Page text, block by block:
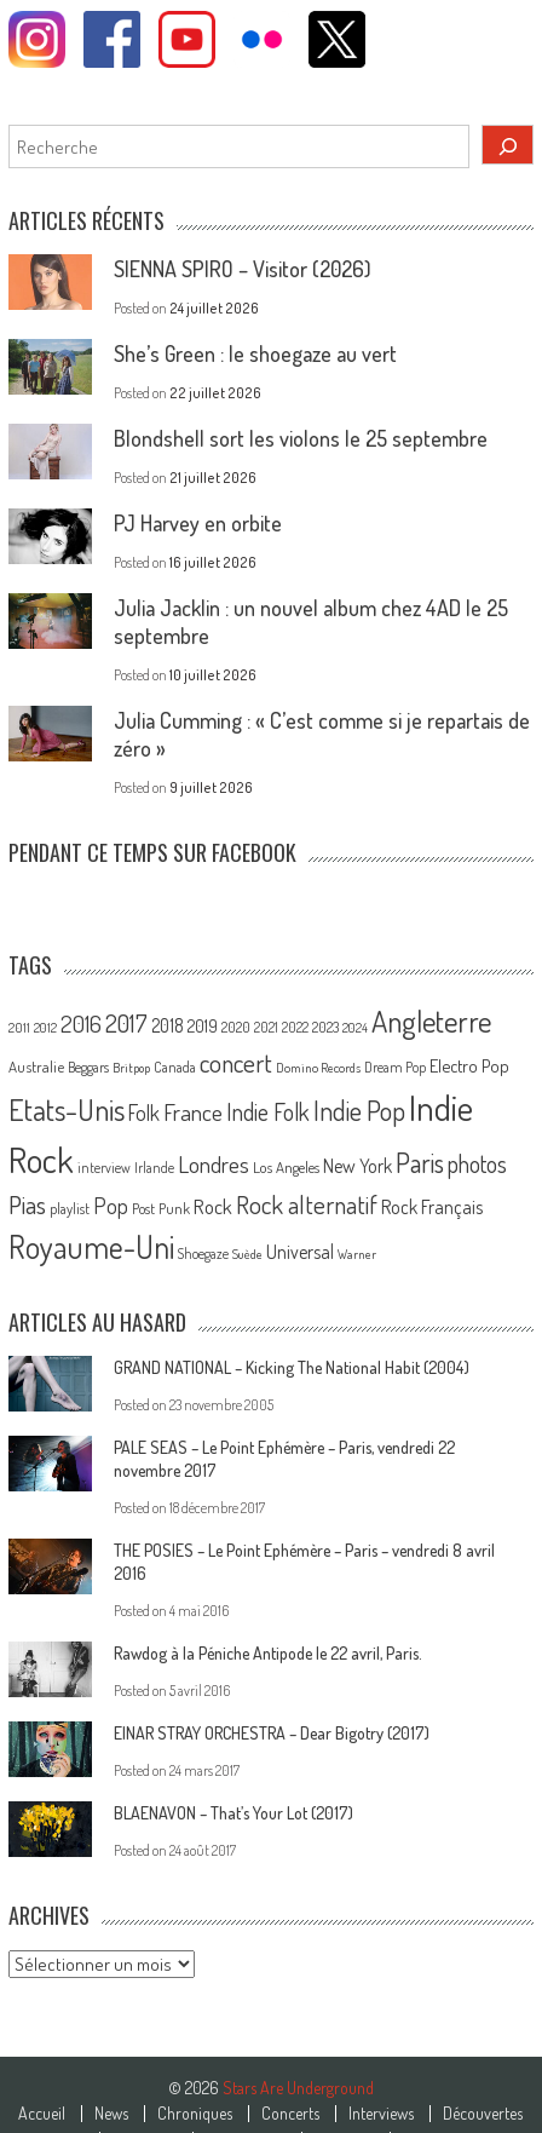
Rechercher
ARTICLES RÉCENTS
SIENNA SPIRO – Visitor (2026)
Posted on 24 juillet 2026
She’s Green : le shoegaze au vert
Posted on 22 juillet 2026
Blondshell sort les violons le 25 septembre
Posted on 21 juillet 2026
PJ Harvey en orbite
Posted on 16 juillet 2026
Julia Jacklin : un nouvel album chez 4AD le 25
septembre
Posted on 10 juillet 2026
Julia Cumming : « C’est comme si je repartais de
zéro »
Posted on 9 juillet 2026
PENDANT CE TEMPS SUR FACEBOOK
TAGS
2011 2012 20162017 2018 2019 2020 2021 2022 2023 2024 Angleterre
Australie Beggars Britpop Canada concert Domino Records Dream Pop Electro Pop
Etats-UnisFolk France Indie FolkIndie PopIndie
Rock interview Irlande Londres Los Angeles New York Parisphotos
Pias playlist Pop Post Punk Rock Rock alternatif Rock Français
Royaume-Uni Shoegaze Suède Universal Warner
ARTICLES AU HASARD
GRAND NATIONAL – Kicking The National Habit (2004)
Posted on 23 novembre 2005
PALE SEAS – Le Point Ephémère – Paris, vendredi 22
novembre 2017
Posted on 18 décembre 2017
THE POSIES – Le Point Ephémère – Paris – vendredi 8 avril
2016
Posted on 4 mai 2016
Rawdog à la Péniche Antipode le 22 avril, Paris.
Posted on 5 avril 2016
EINAR STRAY ORCHESTRA – Dear Bigotry (2017)
Posted on 24 mars 2017
BLAENAVON – That’s Your Lot (2017)
Posted on 24 août 2017
ARCHIVES
Archives
© 2026 Stars Are Underground
Accueil
News Chroniques Concerts Interviews
Découvertes